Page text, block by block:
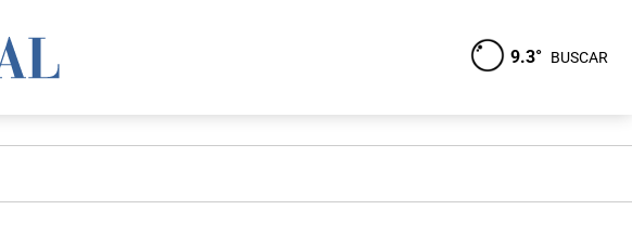
9.3° BUSCAR